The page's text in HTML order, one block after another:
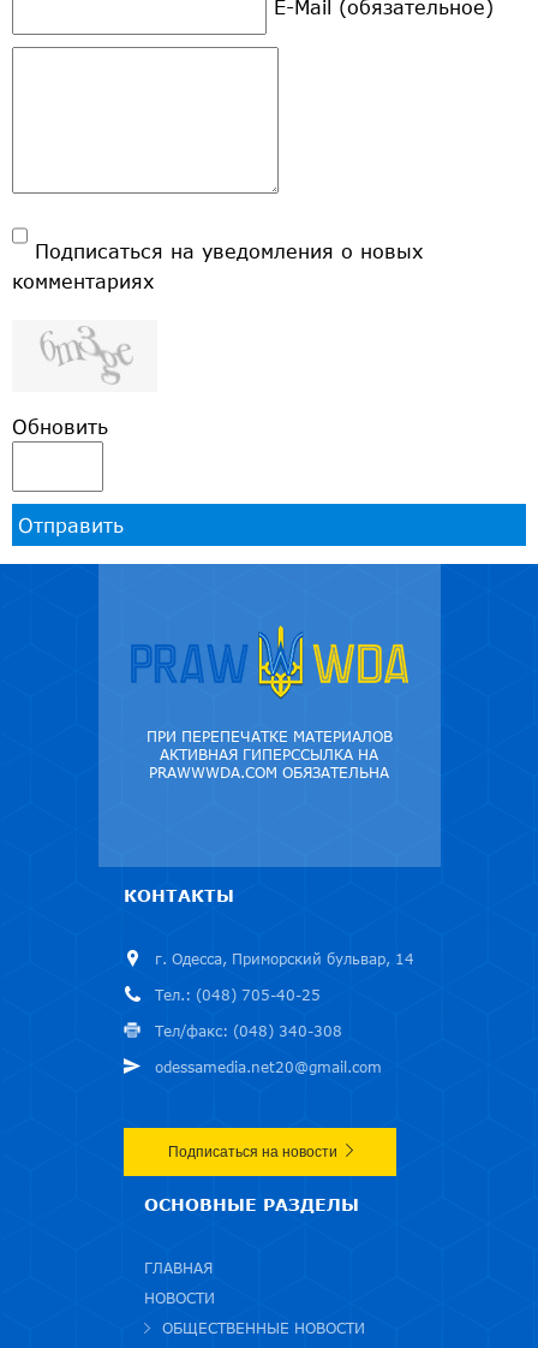
E-Mail (обязательное)
Подписаться на уведомления о новых
комментариях
Обновить
Отправить
ПРИ ПЕРЕПЕЧАТКЕ МАТЕРИАЛОВ
АКТИВНАЯ ГИПЕРССЫЛКА НА
PRAWWWDA.COM ОБЯЗАТЕЛЬНА
КОНТАКТЫ
г. Одесса, Приморский бульвар, 14
Тел.: (048) 705-40-25
Тел/факс: (048) 340-308
odessamedia.net20@gmail.com
Подписаться на новости
ОСНОВНЫЕ РАЗДЕЛЫ
ГЛАВНАЯ
НОВОСТИ
ОБЩЕСТВЕННЫЕ НОВОСТИ